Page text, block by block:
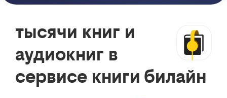
тысячи книг и
аудиокниг в
сервисе книги билайн